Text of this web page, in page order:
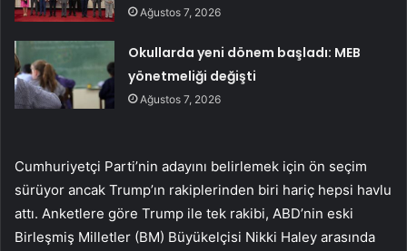
Ağustos 7, 2026
Okullarda yeni dönem başladı: MEB
yönetmeliği değişti
Ağustos 7, 2026
Cumhuriyetçi Parti’nin adayını belirlemek için ön seçim
sürüyor ancak Trump’ın rakiplerinden biri hariç hepsi havlu
attı. Anketlere göre Trump ile tek rakibi, ABD’nin eski
Birleşmiş Milletler (BM) Büyükelçisi Nikki Haley arasında